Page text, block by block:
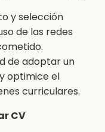
y selección
de las redes
de adoptar un
optimice el
curriculares.
CV